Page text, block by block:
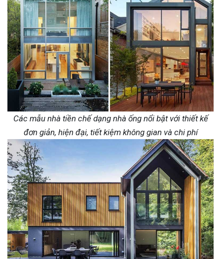
Các mẫu nhà tiền chế dạng nhà ống nổi bật với thiết kế
đơn giản, hiện đại, tiết kiệm không gian và chi phí